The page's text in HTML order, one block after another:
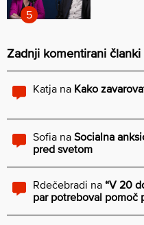
Zadnji komentirani članki
Katja na Kako
Sofia na Socialna
pred svetom
Rdečebradi na “V 20
par potreboval pomoč